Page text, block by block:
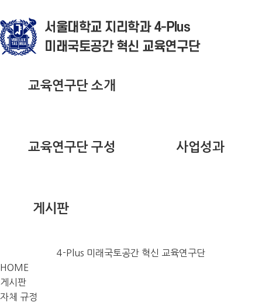
교육연구단 소개
교육연구단 구성 사업성과
게시판
4-Plus 미래국토공간 혁신 교육연구단
HOME
게시판
자체 규정